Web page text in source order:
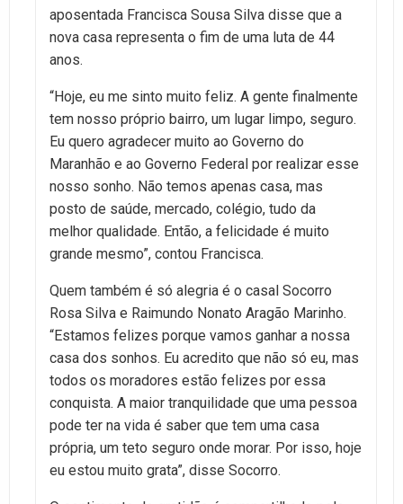
aposentada Francisca Sousa Silva disse que a
nova casa representa o fim de uma luta de 44
anos.
“Hoje, eu me sinto muito feliz. A gente finalmente
tem nosso próprio bairro, um lugar limpo, seguro.
Eu quero agradecer muito ao Governo do
Maranhão e ao Governo Federal por realizar esse
nosso sonho. Não temos apenas casa, mas
posto de saúde, mercado, colégio, tudo da
melhor qualidade. Então, a felicidade é muito
grande mesmo”, contou Francisca.
Quem também é só alegria é o casal Socorro
Rosa Silva e Raimundo Nonato Aragão Marinho.
“Estamos felizes porque vamos ganhar a nossa
casa dos sonhos. Eu acredito que não só eu, mas
todos os moradores estão felizes por essa
conquista. A maior tranquilidade que uma pessoa
pode ter na vida é saber que tem uma casa
própria, um teto seguro onde morar. Por isso, hoje
eu estou muito grata”, disse Socorro.